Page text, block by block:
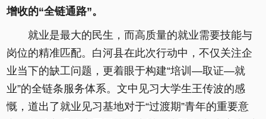
增收的“全链通路”。
就业是最大的民生，而高质量的就业需要技能与
岗位的精准匹配。白河县在此次行动中，不仅关注企
业当下的缺工问题，更着眼于构建“培训—取证—就
业”的全链条服务体系。文中见习大学生王传波的感
慨，道出了就业见习基地对于“过渡期”青年的重要意